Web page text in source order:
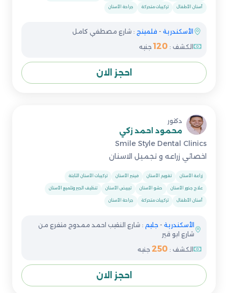
أسنان الأطفال تركيبات متحركة جراحة الأسنان
الأسكندرية - فلمينج : شارع مصطفي كامل
الكشف : 120 جنيه
احجز الان
دكتور
محمود احمد زكي
Smile Style Dental Clinics
اخصائي زراعه و تجميل الاسنان
زراعة الأسنان تقويم الأسنان فينير الأسنان تركيبات الأسنان الثابتة
علاج جذور الأسنان حشو الأسنان تبييض الأسنان تنظيف الجير وتلميع الأسنان
أسنان الأطفال تركيبات متحركة جراحة الأسنان
الأسكندرية -جليم : شارع النقيب احمد ممدوح متفرع من
شارع ابو قير
الكشف : 250 جنيه
احجز الان